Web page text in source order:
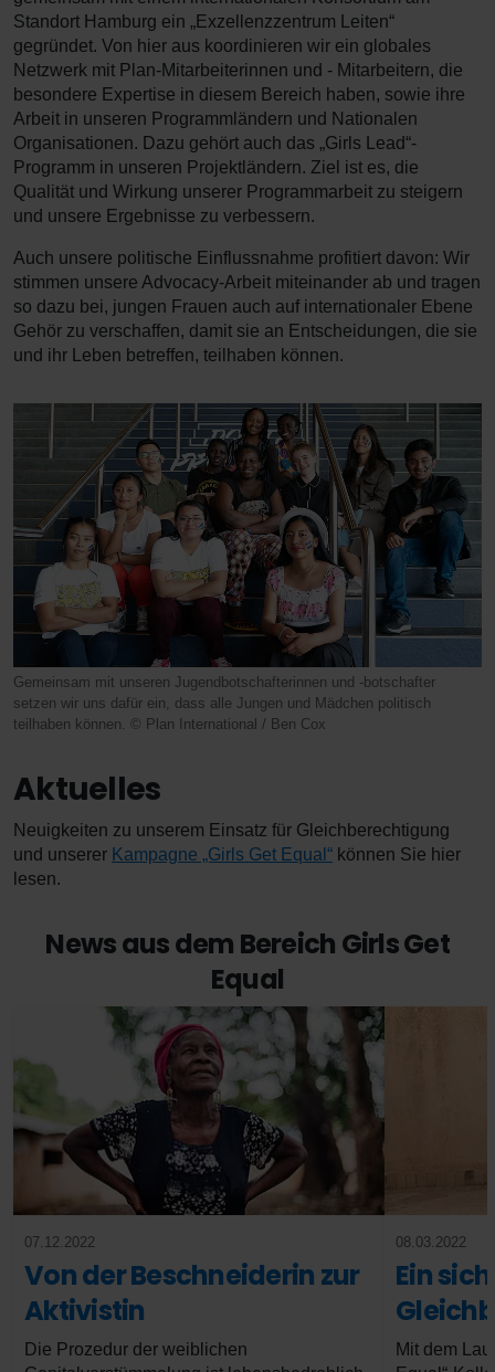
Standort Hamburg ein „Exzellenzzentrum Leiten“
gegründet. Von hier aus koordinieren wir ein globales
Netzwerk mit Plan-Mitarbeiterinnen und - Mitarbeitern, die
besondere Expertise in diesem Bereich haben, sowie ihre
Arbeit in unseren Programmländern und Nationalen
Organisationen. Dazu gehört auch das „Girls Lead“-
Programm in unseren Projektländern. Ziel ist es, die
Qualität und Wirkung unserer Programmarbeit zu steigern
und unsere Ergebnisse zu verbessern.
Auch unsere politische Einflussnahme profitiert davon: Wir
stimmen unsere Advocacy-Arbeit miteinander ab und tragen
so dazu bei, jungen Frauen auch auf internationaler Ebene
Gehör zu verschaffen, damit sie an Entscheidungen, die sie
und ihr Leben betreffen, teilhaben können.
Gemeinsam mit unseren Jugendbotschafterinnen und -botschafter
setzen wir uns dafür ein, dass alle Jungen und Mädchen politisch
teilhaben können. © Plan International / Ben Cox
Aktuelles
Neuigkeiten zu unserem Einsatz für Gleichberechtigung
und unserer Kampagne „Girls Get Equal“ können Sie hier
lesen.
News aus dem Bereich Girls Get
Equal
07.12.2022
Von der Beschneiderin zur
Aktivistin
Die Prozedur der weiblichen
08.03.2022
Ein
Mit dem